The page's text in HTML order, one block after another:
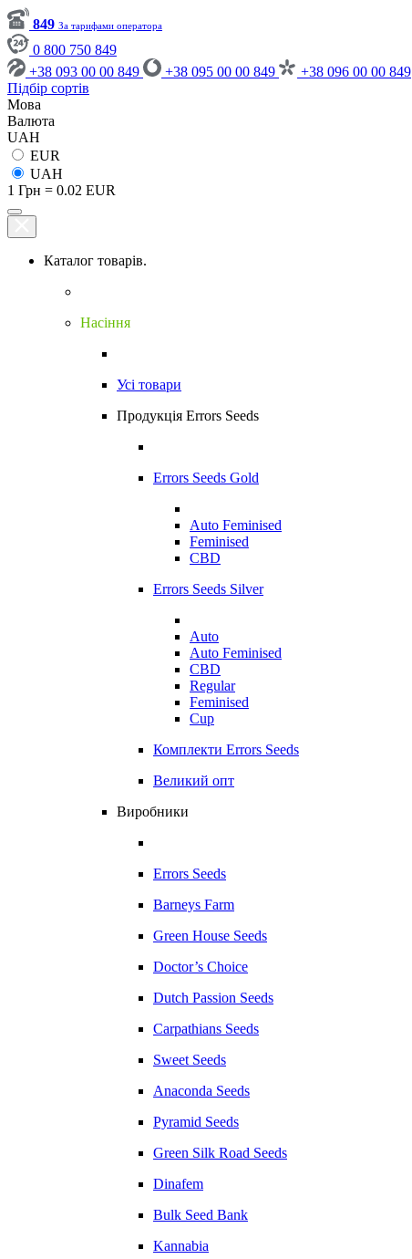
849 За тарифами оператора
0 800 750 849
+38 093 00 00 849
+38 095 00 00 849
+38 096 00 00 849
Підбір сортів
Мова
Валюта
UAH
EUR
UAH
1 Грн = 0.02 EUR
Каталог товарів.
Насіння
Усі товари
Продукція Errors Seeds
Errors Seeds Gold
Auto Feminised
Feminised
CBD
Errors Seeds Silver
Auto
Auto Feminised
CBD
Regular
Feminised
Cup
Комплекти Errors Seeds
Великий опт
Виробники
Errors Seeds
Barneys Farm
Green House Seeds
Doctor’s Choice
Dutch Passion Seeds
Carpathians Seeds
Sweet Seeds
Anaconda Seeds
Pyramid Seeds
Green Silk Road Seeds
Dinafem
Bulk Seed Bank
Kannabia